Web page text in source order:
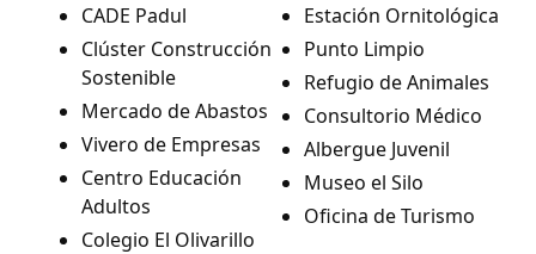
CADE Padul
Clúster Construcción
Sostenible
Mercado de Abastos
Vivero de Empresas
Centro Educación
Adultos
Colegio El Olivarillo
Estación Ornitológica
Punto Limpio
Refugio de Animales
Consultorio Médico
Albergue Juvenil
Museo el Silo
Oficina de Turismo